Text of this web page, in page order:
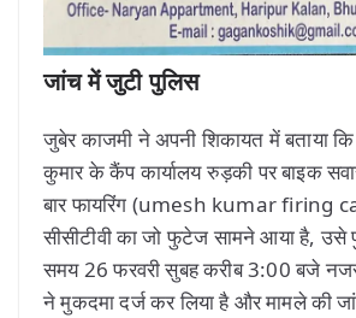
जांच में जुटी पुलिस
जुबेर काजमी ने अपनी शिकायत में बताया
कुमार के कैंप कार्यालय रुड़की पर बाइक
बार फायरिंग (umesh kumar firing
सीसीटीवी का जो फुटेज सामने आया है,
समय 26 फरवरी सुबह करीब 3:00 बजे
ने मुकदमा दर्ज कर लिया है और मामले की